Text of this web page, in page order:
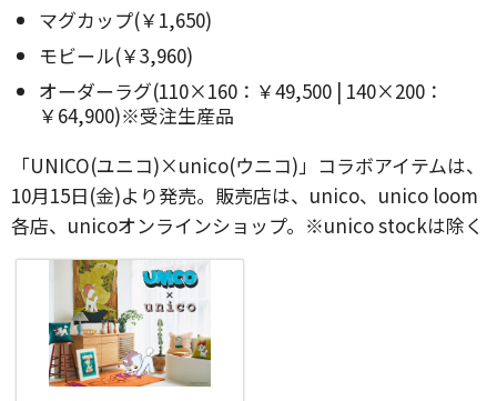
マグカップ(￥1,650)
モビール(￥3,960)
オーダーラグ(110×160：￥49,500 | 140×200：
￥64,900)※受注生産品
「UNICO(ユニコ)×unico(ウニコ)」コラボアイテムは、
10月15日(金)より発売。販売店は、unico、unico loom
各店、unicoオンラインショップ。※unico stockは除く